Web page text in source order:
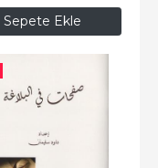
Sepete Ekle